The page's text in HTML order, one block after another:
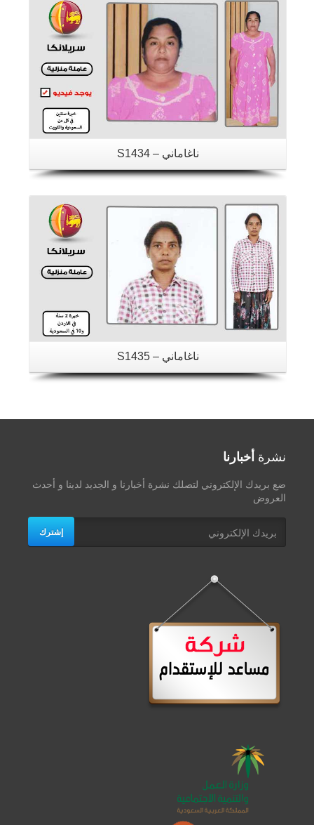
ناغاماني – S1434
ناغاماني – S1435
نشرة أخبارنا
ضع بريدك الإلكتروني لتصلك نشرة أخبارنا و الجديد لدينا و أحدث
العروض
إشترك